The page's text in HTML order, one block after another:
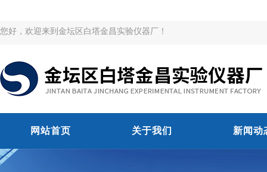
您好，欢迎来到金坛区白塔金昌实验仪器厂！
网站首页 关于我们 新闻动